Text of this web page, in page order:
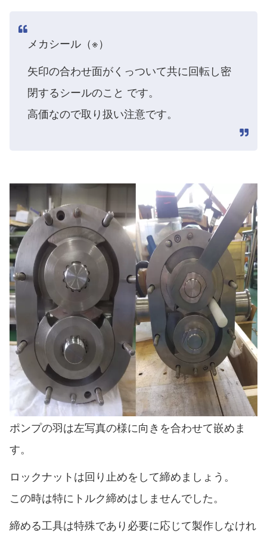
メカシール（※）
矢印の合わせ面がくっついて共に回転し密
閉するシールのこと です。
高価なので取り扱い注意です。
ポンプの羽は左写真の様に向きを合わせて嵌めま
す。
ロックナットは回り止めをして締めましょう。
この時は特にトルク締めはしませんでした。
締める工具は特殊であり必要に応じて製作しなけれ